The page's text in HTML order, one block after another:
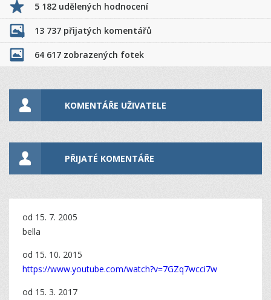
5 182 udělených hodnocení
13 737 přijatých komentářů
64 617 zobrazených fotek
KOMENTÁŘE UŽIVATELE
PŘIJATÉ KOMENTÁŘE
od 15. 7. 2005
bella
od 15. 10. 2015
https://www.youtube.com/watch?v=7GZq7wcci7w
od 15. 3. 2017